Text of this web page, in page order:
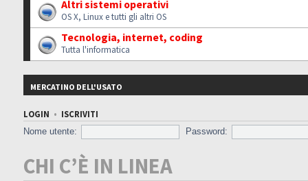
Altri sistemi operativi
OS X, Linux e tutti gli altri OS
Tecnologia, internet, coding
Tutta l'informatica
MERCATINO DELL'USATO
LOGIN • ISCRIVITI
Nome utente:
Password:
CHI C’È IN LINEA